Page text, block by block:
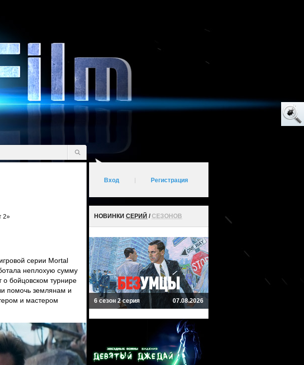
2»
серии Mortal
неплохую сумму
о бойцовском турнире
помочь землянам и
и мастером
Вход Регистрация
НОВИНКИ СЕРИЙ /СЕЗОНОВ
6 сезон 2 серия 07.08.2026